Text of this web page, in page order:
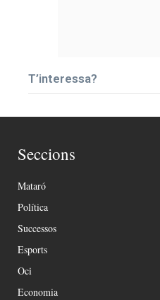
T’interessa?
Seccions
Mataró
Política
Successos
Esports
Oci
Economia